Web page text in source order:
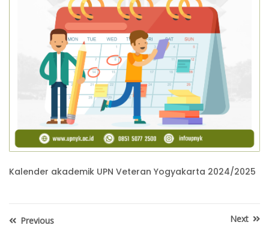
Kalender akademik UPN Veteran Yogyakarta 2024/2025
Previous Next